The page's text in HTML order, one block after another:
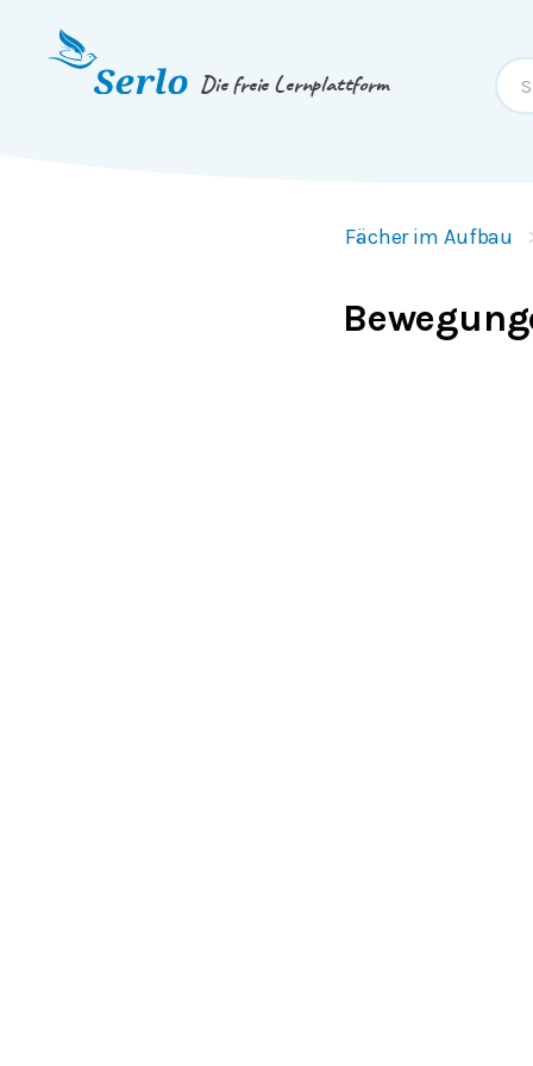
Springe zum
Die freie Lernplattform
Fächer im Aufbau